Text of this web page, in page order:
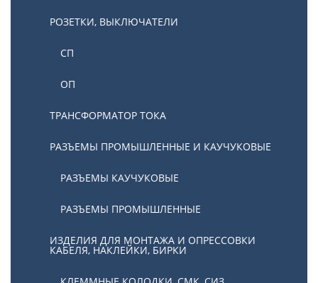
РОЗЕТКИ, ВЫКЛЮЧАТЕЛИ
СП
ОП
ТРАНСФОРМАТОР ТОКА
РАЗЪЕМЫ ПРОМЫШЛЕННЫЕ И КАУЧУКОВЫЕ
РАЗЪЕМЫ КАУЧУКОВЫЕ
РАЗЪЕМЫ ПРОМЫШЛЕННЫЕ
ИЗДЕЛИЯ ДЛЯ МОНТАЖА И ОПРЕССОВКИ
КАБЕЛЯ, НАКЛЕЙКИ, БИРКИ